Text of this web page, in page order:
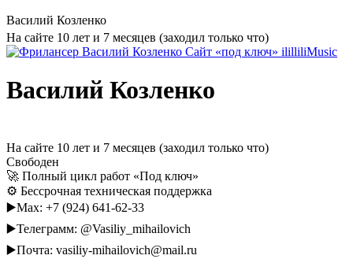
Василий Козленко
На сайте 10 лет и 7 месяцев (заходил только что)
Василий Козленко
На сайте 10 лет и 7 месяцев (заходил только что)
Свободен
🚀 Полный цикл работ «Под ключ»
⚙️ Бессрочная техническая поддержка
▶️Max: +7 (924) 641-62-33
▶️Телеграмм: @Vasiliy_mihailovich
▶️Почта: vasiliy-mihailovich@mail.ru